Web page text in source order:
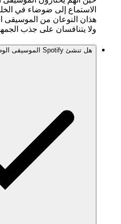
الاستماع إلى ضوضاء في
هذان النوعان من الموسيقى
ولا يتنافسان على جذب
هل تنشئ Spotify الموسيقى الوظيفية أو تمتلك حقوق ملكيتها؟